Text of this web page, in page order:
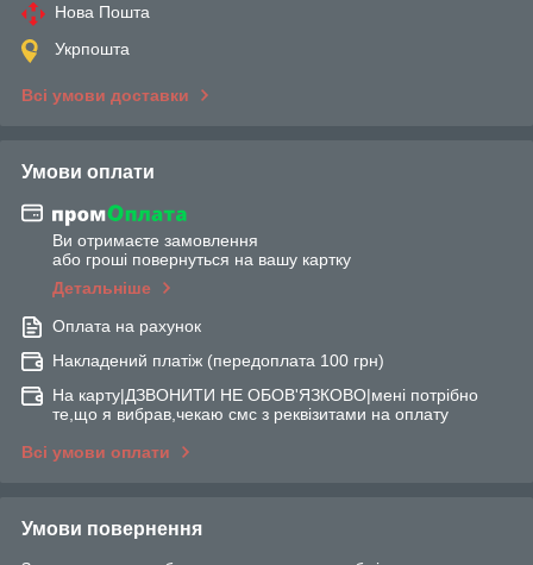
Нова Пошта
Укрпошта
Всі умови доставки
Умови оплати
Ви отримаєте замовлення
або гроші повернуться на вашу картку
Детальніше
Оплата на рахунок
Накладений платіж (передоплата 100 грн)
На карту|ДЗВОНИТИ НЕ ОБОВ'ЯЗКОВО|мені потрібно
те,що я вибрав,чекаю смс з реквізитами на оплату
Всі умови оплати
Умови повернення